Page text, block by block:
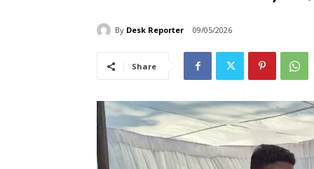
By Desk Reporter 09/05/2026
Share